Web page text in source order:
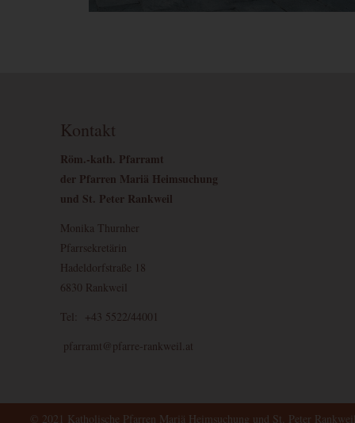
Kontakt
Röm.-kath. Pfarramt
der Pfarren Mariä Heimsuchung
und St. Peter Rankweil
Monika Thurnher
Pfarrsekretärin
Hadeldorfstraße 18
6830 Rankweil
Tel: +43 5522/44001
pfarramt@pfarre-rankweil.at
© 2021 Katholische Pfarren Mariä Heimsuchung und St. Peter Rankweil